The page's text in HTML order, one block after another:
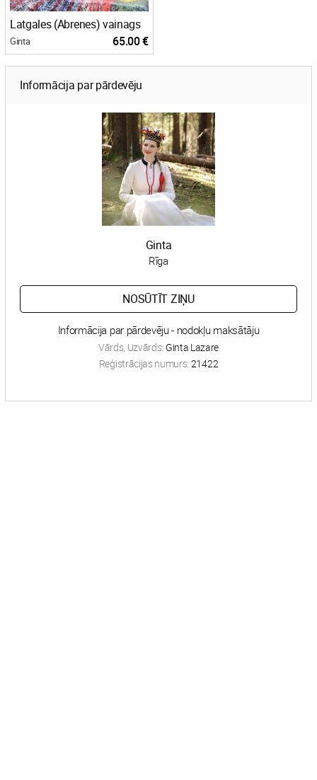
Latgales (Abrenes) vainags
Ginta 65.00 €
Informācija par pārdevēju
Ginta
Rīga
NOSŪTĪT ZIŅU
Informācija par pārdevēju - nodokļu maksātāju
Vārds, Uzvārds: Ginta Lazare
Reģistrācijas numurs: 21422